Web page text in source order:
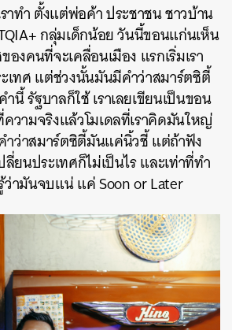
าทำ ตั้งแต่พ่อค้า ประชาชน ชาวบ้าน
กลุ่มเด็กน้อย วันนี้ขอนแก่นเห็น
งคนที่จะเคลื่อนเมือง แรกเริ่มเรา
เทศ แต่ช่วงนั้นมันมีคำว่าสมาร์ตซิตี้
นี้ รัฐบาลก็ใช้ เราเลยเขียนเป็นขอน
วามจริงแล้วโมเดลที่เราคิดมันใหญ่
ว่าสมาร์ตซิตี้มันแค่นิ้วชี้ แต่ถ้าฟัง
ยนประเทศก็ไม่เป็นไร และเท่าที่ทำ
ามันจบแน่ แค่ Soon or Later